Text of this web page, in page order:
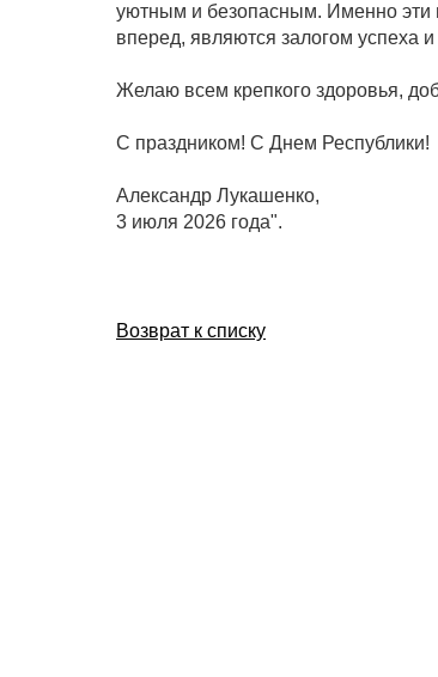
уютным и безопасным. Именно эти
вперед, являются залогом успеха
Желаю всем крепкого здоровья,
С праздником! С Днем Республики!
Александр Лукашенко,
3 июля 2026 года".
Возврат к списку